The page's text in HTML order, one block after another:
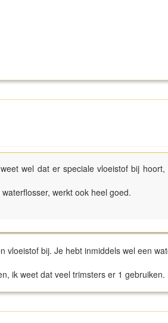
wel dat er speciale vloeistof bij
werkt ook heel goed.
vloeistof bij. Je hebt inmiddels wel een
ik weet dat veel trimsters er 1 gebruiken.